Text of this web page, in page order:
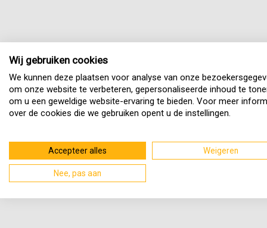
Wij gebruiken cookies
We kunnen deze plaatsen voor analyse van onze
om onze website te verbeteren, gepersonaliseerde inhoud te
om u een geweldige website-ervaring te bieden. Voor meer
over de cookies die we gebruiken opent u de instellingen.
Accepteer alles Weigeren
Nee, pas aan